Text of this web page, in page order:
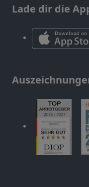
Lade dir die